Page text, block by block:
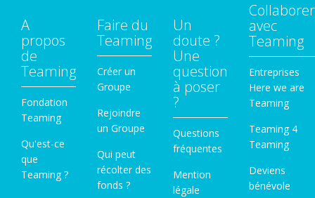
A
propos
de
Teaming
Fondation
Teaming
Qu'est-ce
que
Teaming ?
Faire du
Teaming
Créer un
Groupe
Rejoindre
un Groupe
Qui peut
récolter des
fonds ?
Un
doute ?
Une
question
à poser
?
Questions
fréquentes
Mention
légale
Collaborer
avec
Teaming
Entreprises
Here we are
Teaming
Teaming 4
Teaming
Deviens
bénévole